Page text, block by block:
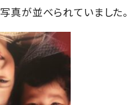
真が並べられていました。